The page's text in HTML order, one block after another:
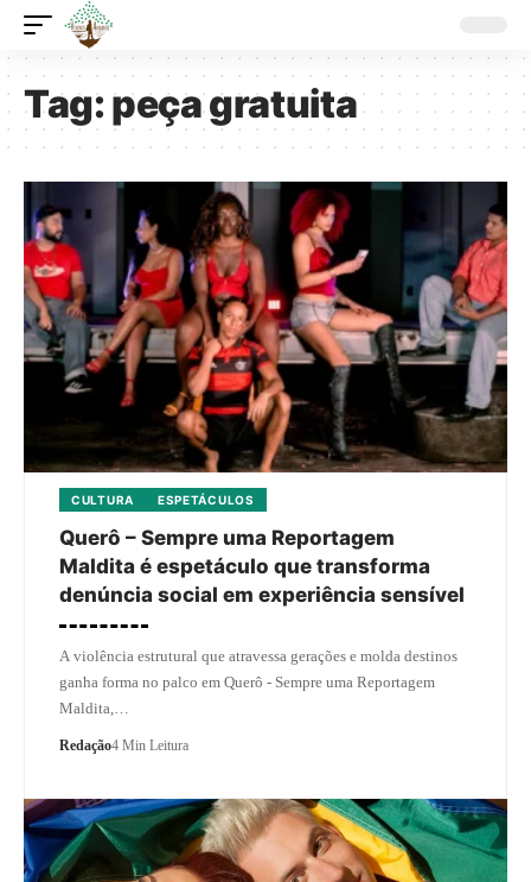
Tag:peça gratuita
CULTURA ESPETÁCULOS
Querô – Sempre uma Reportagem
Maldita é espetáculo que transforma
denúncia social em experiência sensível
A violência estrutural que atravessa gerações e molda destinos
ganha forma no palco em Querô - Sempre uma Reportagem
Maldita,…
Redação4 Min Leitura